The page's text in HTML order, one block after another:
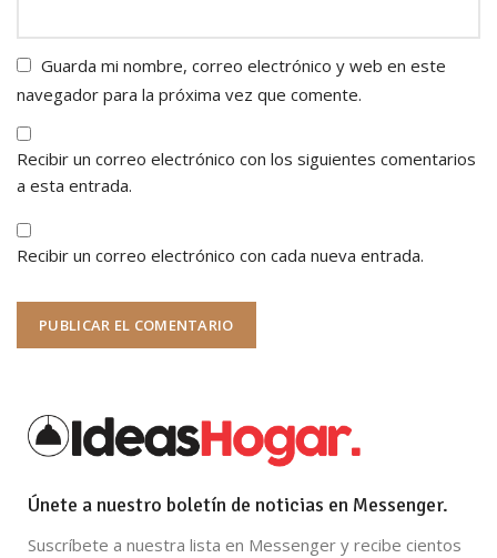
Guarda mi nombre, correo electrónico y web en este
navegador para la próxima vez que comente.
Recibir un correo electrónico con los siguientes comentarios
a esta entrada.
Recibir un correo electrónico con cada nueva entrada.
Únete a nuestro boletín de noticias en Messenger.
Suscríbete a nuestra lista en Messenger y recibe cientos